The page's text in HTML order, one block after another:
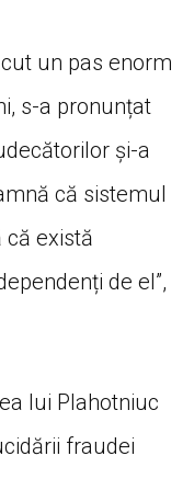
un pas enorm
s-a pronunțat
și-a
că sistemul
că există
de el”,
lui Plahotniuc
fraudei